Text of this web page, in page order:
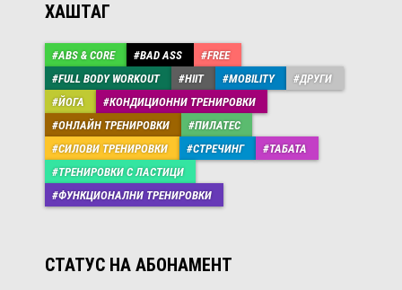
ХАШТАГ
ABS & CORE BAD ASS
FREE
FULL BODY WORKOUT
HIIT MOBILITY
ДРУГИ
ЙОГА
КОНДИЦИОННИ ТРЕНИРОВКИ
ОНЛАЙН ТРЕНИРОВКИ
ПИЛАТЕС
СИЛОВИ ТРЕНИРОВКИ
СТРЕЧИНГ
ТАБАТА
ТРЕНИРОВКИ С ЛАСТИЦИ
ФУНКЦИОНАЛНИ ТРЕНИРОВКИ
СТАТУС НА АБОНАМЕНТ